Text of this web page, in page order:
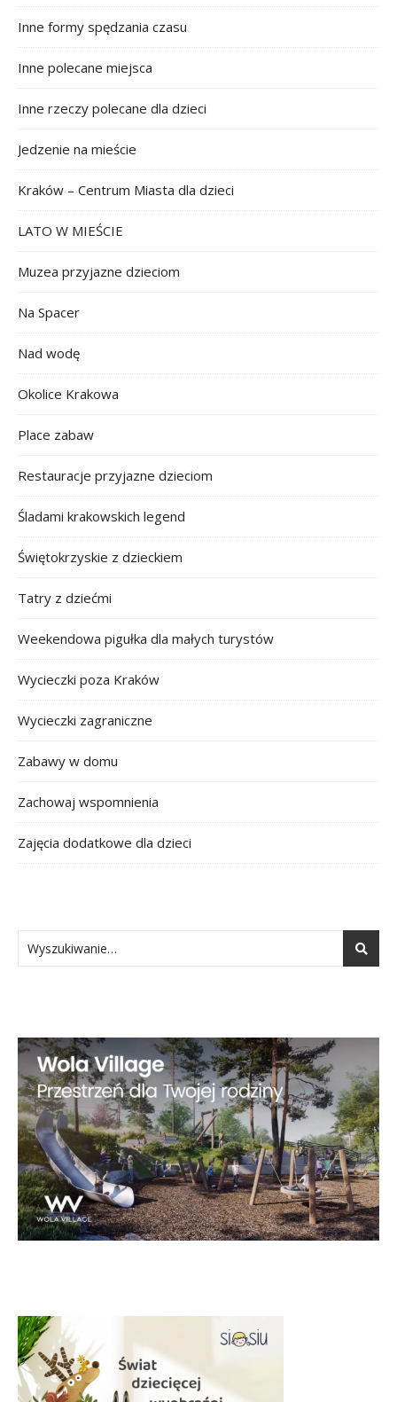
Inne formy spędzania czasu
Inne polecane miejsca
Inne rzeczy polecane dla dzieci
Jedzenie na mieście
Kraków – Centrum Miasta dla dzieci
LATO W MIEŚCIE
Muzea przyjazne dzieciom
Na Spacer
Nad wodę
Okolice Krakowa
Place zabaw
Restauracje przyjazne dzieciom
Śladami krakowskich legend
Świętokrzyskie z dzieckiem
Tatry z dziećmi
Weekendowa pigułka dla małych turystów
Wycieczki poza Kraków
Wycieczki zagraniczne
Zabawy w domu
Zachowaj wspomnienia
Zajęcia dodatkowe dla dzieci